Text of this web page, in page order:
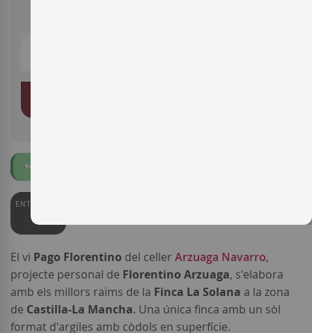
ENTERWINE
91
El vi Pago Florentino del celler Arzuaga Navarro,
projecte personal de Florentino Arzuaga, s'elabora
amb els millors raïms de la Finca La Solana a la zona
de Castilla-La Mancha. Una única finca amb un sòl
format d'argiles amb còdols en superfície.